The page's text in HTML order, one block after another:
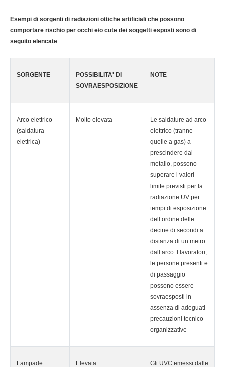
Esempi di sorgenti di radiazioni ottiche artificiali che possono
comportare rischio per occhi e/o cute dei soggetti esposti sono di
seguito elencate
SORGENTE
POSSIBILITA' DI
SOVRAESPOSIZIONE
NOTE
Arco elettrico
(saldatura
elettrica)
Molto elevata
Le saldature ad arco
elettrico (tranne
quelle a gas) a
prescindere dal
metallo, possono
superare i valori
limite previsti per la
radiazione UV per
tempi di esposizione
dell’ordine delle
decine di secondi a
distanza di un metro
dall’arco. I lavoratori,
le persone presenti e
di passaggio
possono essere
sovraesposti in
assenza di adeguati
precauzioni tecnico-
organizzative
Lampade
Elevata
Gli UVC emessi dalle